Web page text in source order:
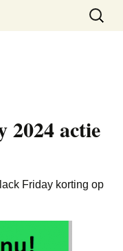
Zoeken
naar:
2024 actie
Friday korting op